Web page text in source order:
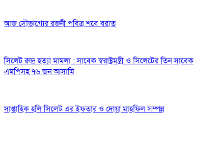
আজ সৌভাগ্যের রজনী পবিত্র শবে বরাত
সিলেট রুদ্র হত্যা মামলা : সাবেক স্বরাষ্ট্রমন্ত্রী ও সিলেটের তিন সাবেক
এমপিসহ ৭৬ জন আসামি
সাপ্তাহিক হলি সিলেট এর ইফতার ও দোয়া মাহফিল সম্পন্ন